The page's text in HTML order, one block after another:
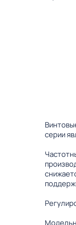
серии